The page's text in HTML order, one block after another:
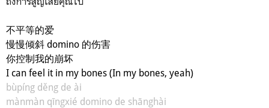
不平等的爱
慢慢倾斜 domino 的伤害
你控制我的崩坏
I can feel it in my bones (In my bones, yeah)
bùpíng děng de ài
mànmàn qīngxié domino de shānghài